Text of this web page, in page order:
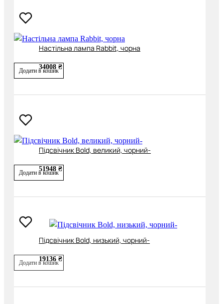
Настільна лампа Rabbit, чорна
34008 ₴
Додати в кошик
Підсвічник Bold, великий, чорний-
51948 ₴
Додати в кошик
Підсвічник Bold, низький, чорний-
19136 ₴
Додати в кошик